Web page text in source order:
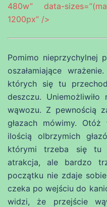
480w” data-
1200px” />
Pomimo nieprzychylnej
oszałamiające
których się tu
deszczu.
wąwozu. Z pewnością
głazach mówimy.
ilością olbrzymich
którymi trzeba się tu
atrakcja, ale bardzo
początku nie zdaje
czeka po wejściu do
widzi, że przejście